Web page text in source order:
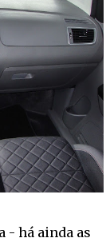
- há ainda as